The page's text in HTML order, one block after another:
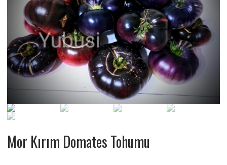
Mor Kırım Domates Tohumu